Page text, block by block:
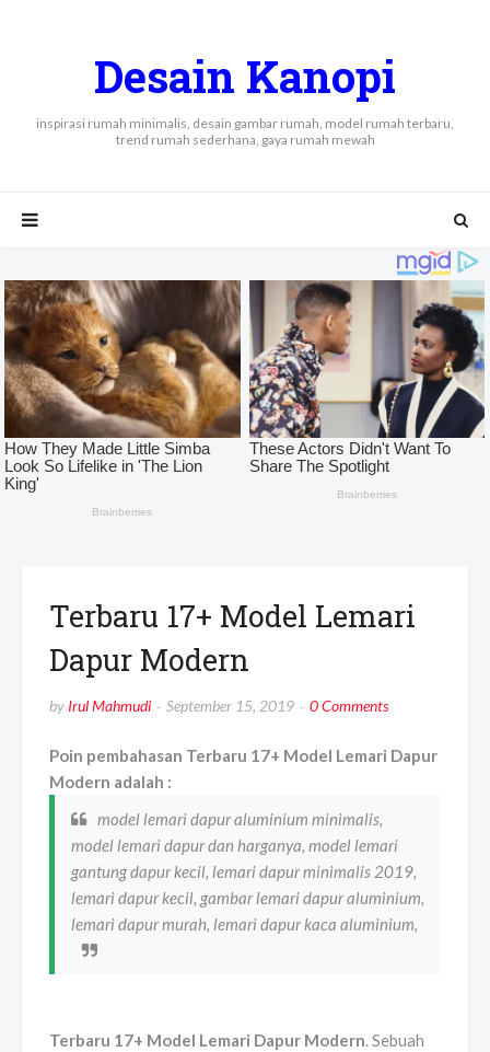
Desain Kanopi
inspirasi rumah minimalis, desain gambar rumah, model rumah terbaru,
trend rumah sederhana, gaya rumah mewah
Terbaru 17+ Model Lemari
Dapur Modern
by Irul Mahmudi September 15, 2019 0 Comments
Poin pembahasan Terbaru 17+ Model Lemari Dapur
Modern adalah :
model lemari dapur aluminium minimalis,
model lemari dapur dan harganya, model lemari
gantung dapur kecil, lemari dapur minimalis 2019,
lemari dapur kecil, gambar lemari dapur aluminium,
lemari dapur murah, lemari dapur kaca aluminium,
Terbaru 17+ Model Lemari Dapur Modern. Sebuah